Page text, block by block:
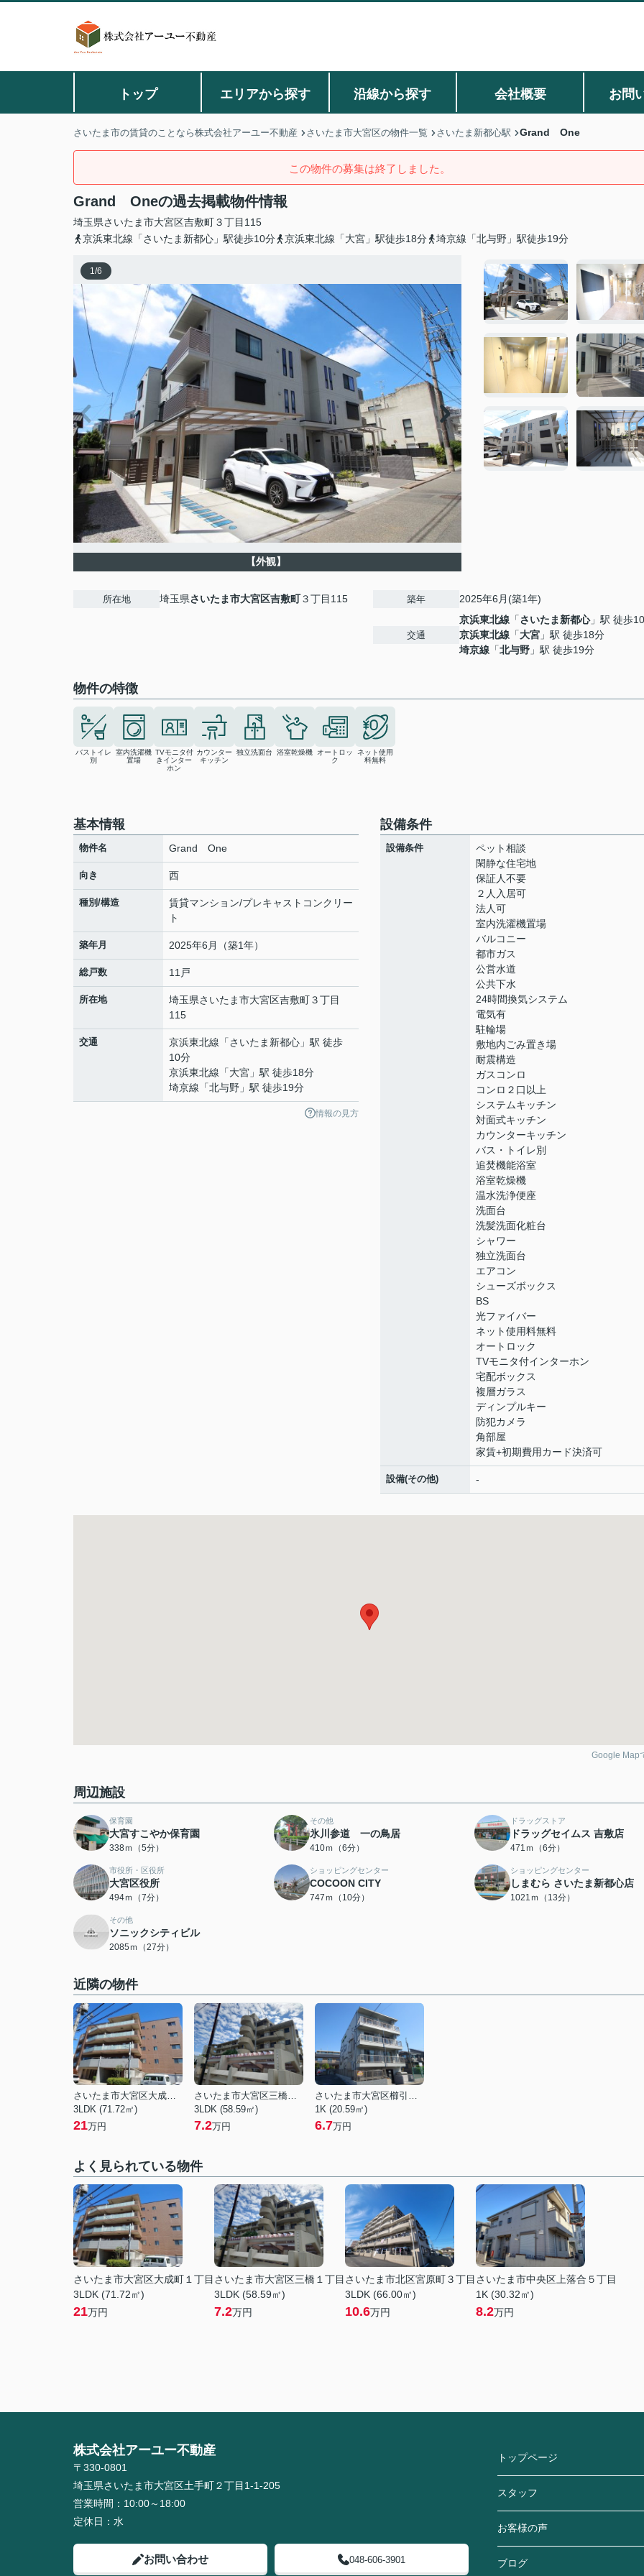
トップ エリアから探す 沿線から探す 会社概要 お問
さいたま市の賃貸のことなら株式会社アーユー不動産 さいたま市大宮区の物件一覧 さいたま新都心駅 Grand One
この物件の募集は終了しました。
Grand Oneの過去掲載物件情報
埼玉県さいたま市大宮区吉敷町３丁目115
京浜東北線「さいたま新都心」駅徒歩10分
京浜東北線「大宮」駅徒歩18分 埼京線「北与野」駅徒歩19分
1/6
【外観】
所在地 埼玉県さいたま市大宮区吉敷町３丁目115 築年 2025年6月(築1年)
交通
京浜東北線 「さいたま新都心」駅 徒歩
京浜東北線 「大宮 」駅 徒歩18分
埼京線 「北与野 」駅 徒歩19分
物件の特徴
バストイレ
別
室内洗濯機
置場
TVモニタ付
きインター
ホン
カウンター
キッチン
独立洗面台 浴室乾燥機
オートロッ
ク
ネット使用
料無料
基本情報
物件名 Grand One
向き 西
種別/構造
賃貸マンション/プレキャストコンクリー
ト
築年月 2025年6月（築1年）
総戸数 11戸
所在地 埼玉県さいたま市大宮区吉敷町３丁目
115
交通 京浜東北線 「さいたま新都心 」駅 徒歩
10分
京浜東北線 「大宮 」駅 徒歩18分
埼京線 「北与野 」駅 徒歩19分
情報の見方
設備条件
設備条件
ペット相談
閑静な住宅地
保証人不要
２人入居可
法人可
室内洗濯機置場
バルコニー
都市ガス
公営水道
公共下水
24時間換気システム
電気有
駐輪場
敷地内ごみ置き場
耐震構造
ガスコンロ
コンロ２口以上
システムキッチン
対面式キッチン
カウンターキッチン
バス・トイレ別
追焚機能浴室
浴室乾燥機
温水洗浄便座
洗面台
洗髪洗面化粧台
シャワー
独立洗面台
エアコン
シューズボックス
BS
光ファイバー
ネット使用料無料
オートロック
TVモニタ付インターホン
宅配ボックス
複層ガラス
ディンプルキー
防犯カメラ
角部屋
家賃+初期費用カード決済可
設備(その他) -
Google Map
周辺施設
保育園
大宮すこやか保育園
338ｍ（5分）
その他
氷川参道 一の鳥居
410ｍ（6分）
ドラッグストア
ドラッグセイムス 吉敷店
471ｍ（6分）
市役所・区役所
大宮区役所
494ｍ（7分）
ショッピングセンター
COCOON CITY
747ｍ（10分）
ショッピングセンター
しまむら さいたま新都心店
1021ｍ（13分）
その他
ソニックシティビル
2085ｍ（27分）
近隣の物件
さいたま市大宮区大成町１丁目
3LDK (71.72㎡)
21万円
さいたま市大宮区三橋１丁目
3LDK (58.59㎡)
7.2万円
さいたま市大宮区櫛引町１丁目
1K (20.59㎡)
6.7万円
よく見られている物件
さいたま市大宮区大成町１丁目
3LDK (71.72㎡)
21万円
さいたま市大宮区三橋１丁目
3LDK (58.59㎡)
7.2万円
さいたま市北区宮原町３丁目
3LDK (66.00㎡)
10.6万円
さいたま市中央区上落合５丁目
1K (30.32㎡)
8.2万円
株式会社アーユー不動産
〒330-0801
埼玉県さいたま市大宮区土手町２丁目1-1-205
営業時間： 10:00～18:00
定休日： 水
お問い合わせ 048-606-3901
トップページ
スタッフ
お客様の声
ブログ